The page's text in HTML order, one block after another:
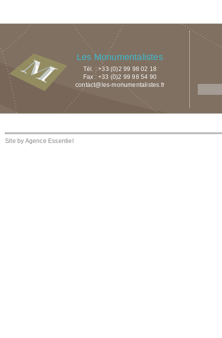
Les Monumentalistes
Tél. : +33 (0)2 99 98 02 18
Fax : +33 (0)2 99 98 54 90
contact@les-monumentalistes.fr
Site by Agence Essentiel